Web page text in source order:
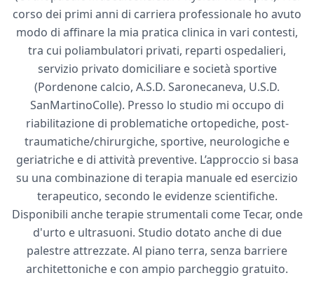
corso dei primi anni di carriera professionale ho avuto
modo di affinare la mia pratica clinica in vari contesti,
tra cui poliambulatori privati, reparti ospedalieri,
servizio privato domiciliare e società sportive
(Pordenone calcio, A.S.D. Saronecaneva, U.S.D.
SanMartinoColle). Presso lo studio mi occupo di
riabilitazione di problematiche ortopediche, post-
traumatiche/chirurgiche, sportive, neurologiche e
geriatriche e di attività preventive. L’approccio si basa
su una combinazione di terapia manuale ed esercizio
terapeutico, secondo le evidenze scientifiche.
Disponibili anche terapie strumentali come Tecar, onde
d'urto e ultrasuoni. Studio dotato anche di due
palestre attrezzate. Al piano terra, senza barriere
architettoniche e con ampio parcheggio gratuito.